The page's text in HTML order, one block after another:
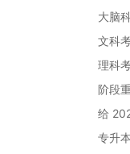
大脑
文科
理科
阶段
给
专升